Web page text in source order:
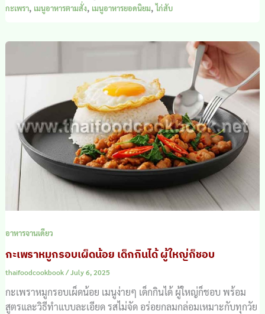
กะเพรา, เมนูอาหารตามสั่ง, เมนูอาหารยอดนิยม,ไก่สับ
อาหารจานเดียว
กะเพราหมูกรอบเผ็ดน้อย เด็กกินได้ ผู้ใหญ่ก็ชอบ
thaifoodcookbook/July 6, 2025
กะเพราหมูกรอบเผ็ดน้อย เมนูง่ายๆ เด็กกินได้ ผู้ใหญ่ก็ชอบ พร้อม
สูตรและวิธีทำแบบละเอียด รสไม่จัด อร่อยกลมกล่อมเหมาะกับทุกวัย